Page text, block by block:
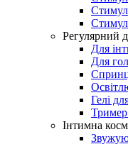
Регулярний
Для
Для
Гелі
Тример
Інтимна